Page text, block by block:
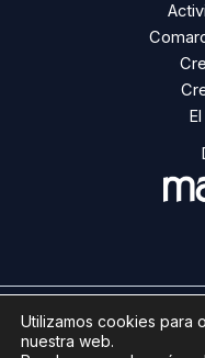
Utilizamos cookies para
nuestra web.